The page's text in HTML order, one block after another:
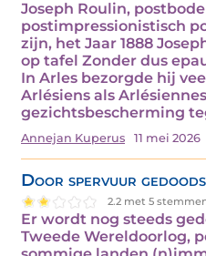
Joseph Roulin,
postimpressionistisch
zijn, het Jaar 1888
op tafel Zonder dus
In Arles bezorgde hij
Arlésiens als
gezichtsbescherming
Annejan Kuperus 11 mei 2026
Door spervuur
2.2 met 5
Er wordt nog steeds
Tweede Wereldoorlog,